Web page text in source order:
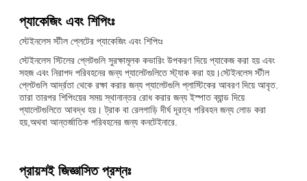
প্যাকেজিং এবং শিপিংঃ
স্টেইনলেস স্টীল প্লেটের প্যাকেজিং এবং শিপিংঃ
স্টেইনলেস স্টিলের প্লেটগুলি সুরক্ষামূলক কভারিং উপকরণ দিয়ে প্যাকেজ করা হয় এবং
সহজ এবং নিরাপদ পরিবহনের জন্য প্যালেটগুলিতে স্ট্যাক করা হয়।স্টেইনলেস স্টীল
প্লেটগুলি আর্দ্রতা থেকে রক্ষা করার জন্য প্যালেটগুলি প্লাস্টিকের আবরণ দিয়ে আবৃত.
তারা তারপর শিপিংয়ের সময় স্থানান্তর রোধ করার জন্য ইস্পাত ব্যান্ড দিয়ে
প্যালেটগুলিতে আবদ্ধ হয়। ট্রাক বা রেলগাড়ি দীর্ঘ দূরত্ব পরিবহন জন্য লোড করা
হয়,অথবা আন্তর্জাতিক পরিবহনের জন্য কনটেইনারে.
প্রায়শই জিজ্ঞাসিত প্রশ্নঃ